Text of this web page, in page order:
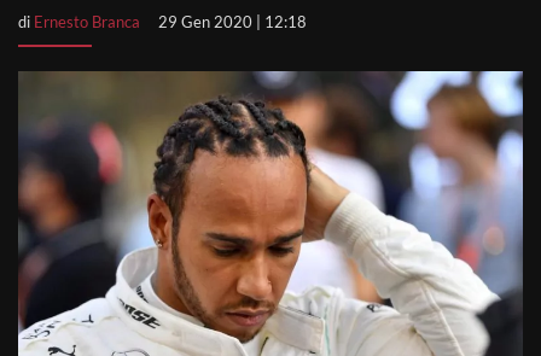
di Ernesto Branca 29 Gen 2020 | 12:18